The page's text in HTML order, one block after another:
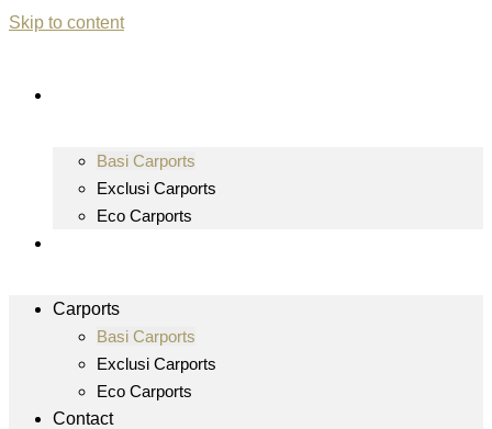
Skip to content
Basi Carports
Exclusi Carports
Eco Carports
Carports
Basi Carports
Exclusi Carports
Eco Carports
Contact